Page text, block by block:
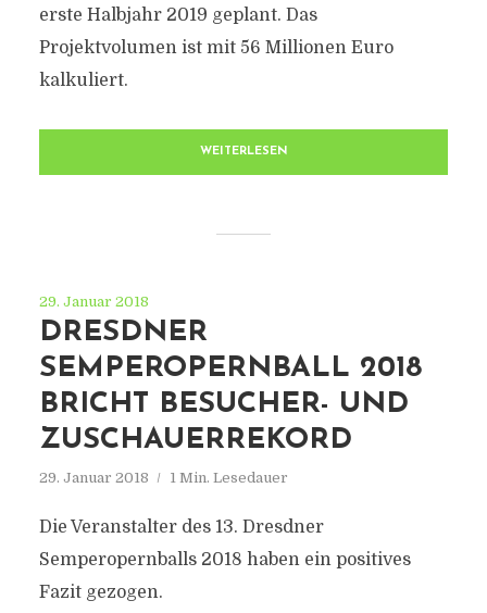
erste Halbjahr 2019 geplant. Das
Projektvolumen ist mit 56 Millionen Euro
kalkuliert.
WEITERLESEN
29. Januar 2018
DRESDNER
SEMPEROPERNBALL 2018
BRICHT BESUCHER- UND
ZUSCHAUERREKORD
29. Januar 2018 1 Min. Lesedauer
Die Veranstalter des 13. Dresdner
Semperopernballs 2018 haben ein positives
Fazit gezogen.